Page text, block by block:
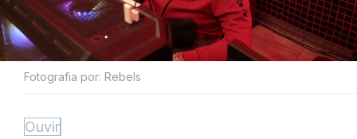
Fotografia por: Rebels
Ouvir